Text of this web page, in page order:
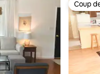
Coup
Coup